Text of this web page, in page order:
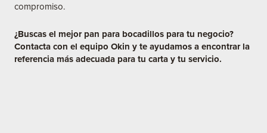
compromiso.
¿Buscas el mejor pan para bocadillos para tu negocio?
Contacta con el equipo Okin y te ayudamos a encontrar la
referencia más adecuada para tu carta y tu servicio.